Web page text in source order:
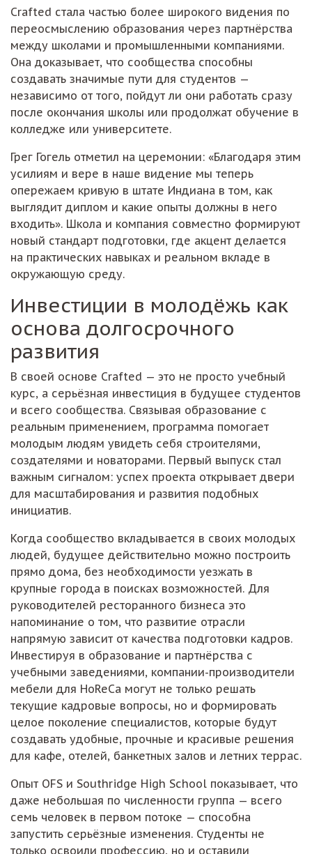
Crafted стала частью более широкого видения по
переосмыслению образования через партнёрства
между школами и промышленными компаниями.
Она доказывает, что сообщества способны
создавать значимые пути для студентов —
независимо от того, пойдут ли они работать сразу
после окончания школы или продолжат обучение в
колледже или университете.
Грег Гогель отметил на церемонии: «Благодаря этим
усилиям и вере в наше видение мы теперь
опережаем кривую в штате Индиана в том, как
выглядит диплом и какие опыты должны в него
входить». Школа и компания совместно формируют
новый стандарт подготовки, где акцент делается
на практических навыках и реальном вкладе в
окружающую среду.
Инвестиции в молодёжь как
основа долгосрочного
развития
В своей основе Crafted — это не просто учебный
курс, а серьёзная инвестиция в будущее студентов
и всего сообщества. Связывая образование с
реальным применением, программа помогает
молодым людям увидеть себя строителями,
создателями и новаторами. Первый выпуск стал
важным сигналом: успех проекта открывает двери
для масштабирования и развития подобных
инициатив.
Когда сообщество вкладывается в своих молодых
людей, будущее действительно можно построить
прямо дома, без необходимости уезжать в
крупные города в поисках возможностей. Для
руководителей ресторанного бизнеса это
напоминание о том, что развитие отрасли
напрямую зависит от качества подготовки кадров.
Инвестируя в образование и партнёрства с
учебными заведениями, компании-производители
мебели для HoReCa могут не только решать
текущие кадровые вопросы, но и формировать
целое поколение специалистов, которые будут
создавать удобные, прочные и красивые решения
для кафе, отелей, банкетных залов и летних террас.
Опыт OFS и Southridge High School показывает, что
даже небольшая по численности группа — всего
семь человек в первом потоке — способна
запустить серьёзные изменения. Студенты не
только освоили профессию, но и оставили